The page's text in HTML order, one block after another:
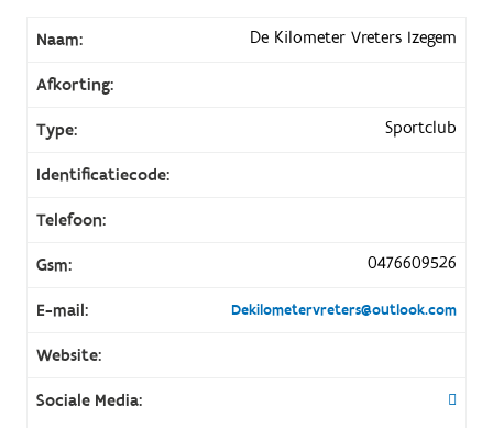
Naam: De Kilometer Vreters Izegem
Afkorting:
Type: Sportclub
Identificatiecode:
Telefoon:
Gsm: 0476609526
E-mail: Dekilometervreters@outlook.com
Website:
Sociale Media: